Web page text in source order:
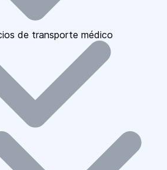
de transporte médico